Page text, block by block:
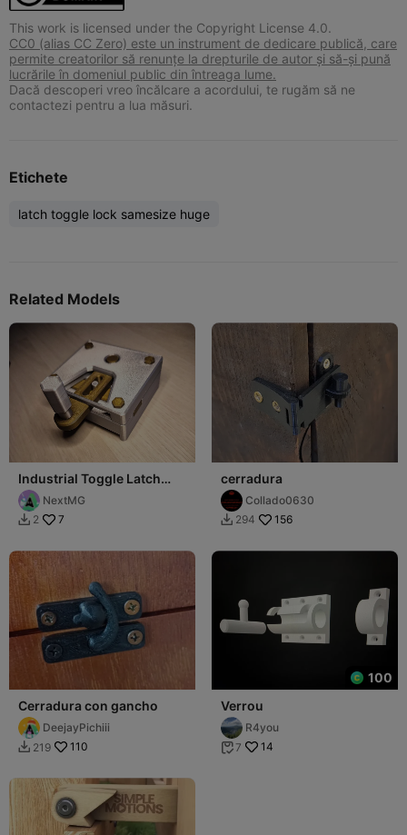
This work is licensed under the Copyright License 4.0.
CC0 (alias CC Zero) este un instrument de dedicare publică, care
permite creatorilor să renunțe la drepturile de autor și să-și pună
lucrările în domeniul public din întreaga lume.
Dacă descoperi vreo încălcare a acordului, te rugăm să ne
contactezi pentru a lua măsuri.
Etichete
latch toggle lock samesize huge
Related Models
Industrial Toggle Latch
Fidget Quick Release Cam
NextMG
 2 7
cerradura
Collado0630
 294 156
Cerradura con gancho
DeejayPichiii
 219 110
100
Verrou
R4you
 7 14